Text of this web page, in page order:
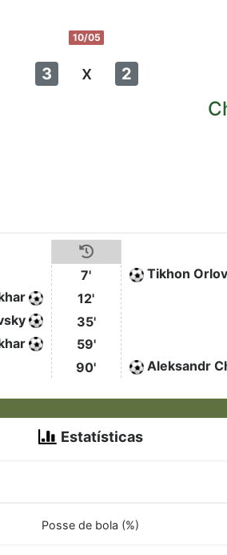
10/05
3 x 2
7'
Tikhon Orlov
12'
35'
59'
90'
Aleksandr
Estatísticas
Posse de bola (%)